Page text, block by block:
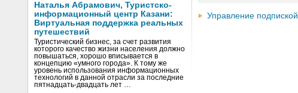
Наталья Абрамович, Туристско-
информационный центр Казани:
Виртуальная поддержка реальных
путешествий
Туристический бизнес, за счет развития
которого качество жизни населения должно
повышаться, хорошо вписывается в
концепцию «умного города». К тому же
уровень использования информационных
технологий в данной отрасли за последние
пятнадцать-двадцать лет …
Управление подпиской